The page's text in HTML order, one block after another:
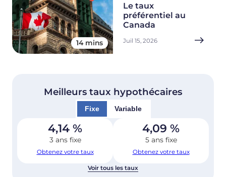
14 mins
Le taux
préférentiel au
Canada
Juil 15, 2026
Meilleurs taux hypothécaires
Fixe Variable
4,14 %
3 ans fixe
Obtenez votre taux
4,09 %
5 ans fixe
Obtenez votre taux
Voir tous les taux